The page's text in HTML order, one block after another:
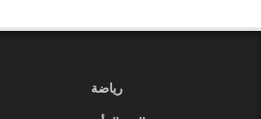
رياضة